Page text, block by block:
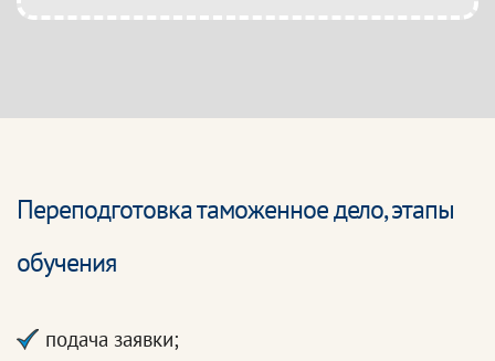
Переподготовка таможенное дело, этапы
обучения
подача заявки;